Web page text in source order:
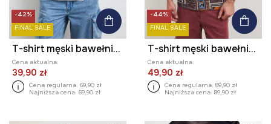
-42%
FINAL SALE
T-shirt męski bawełniany z nadrukiem
Cena aktualna:
39,90 zł
Cena regularna: 69,90 zł
Najniższa cena: 69,90 zł
-44%
FINAL SALE
T-shirt męski bawełniany z elastanem
Cena aktualna:
49,90 zł
Cena regularna: 89,90 zł
Najniższa cena: 89,90 zł